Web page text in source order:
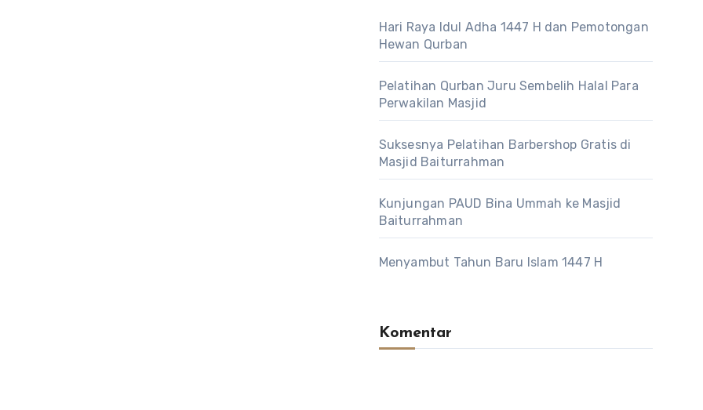
Hari Raya Idul Adha 1447 H dan Pemotongan
Hewan Qurban
Pelatihan Qurban Juru Sembelih Halal Para
Perwakilan Masjid
Suksesnya Pelatihan Barbershop Gratis di
Masjid Baiturrahman
Kunjungan PAUD Bina Ummah ke Masjid
Baiturrahman
Menyambut Tahun Baru Islam 1447 H
Komentar